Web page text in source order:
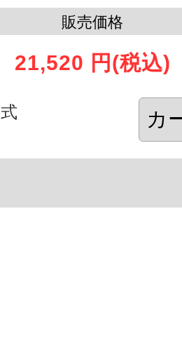
販売価格
21,520 円 (税込)
式